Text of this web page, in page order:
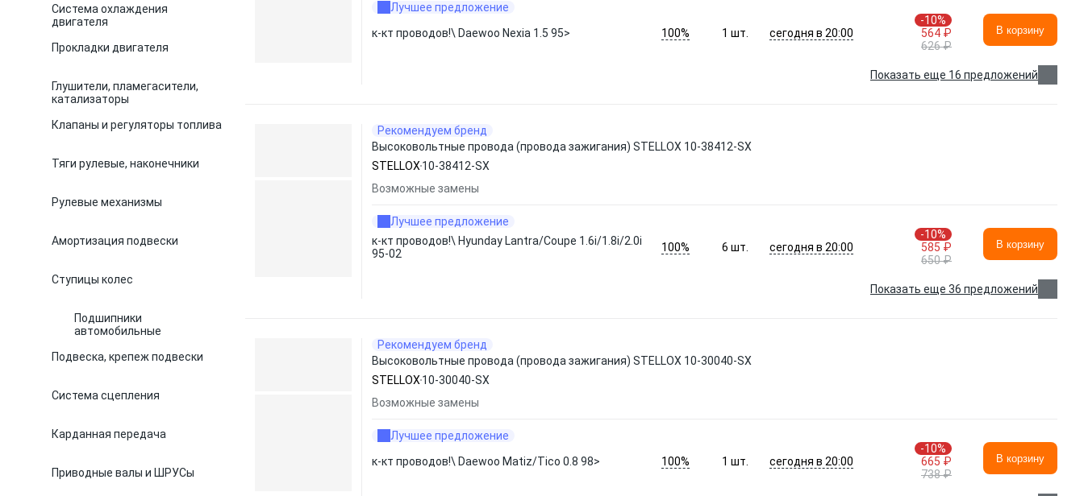
Система охлаждения
двигателя
Прокладки двигателя
Глушители, пламегасители,
катализаторы
Клапаны и регуляторы топлива
Тяги рулевые, наконечники
Рулевые механизмы
Амортизация подвески
Ступицы колес
Подшипники
автомобильные
Подвеска, крепеж подвески
Система сцепления
Карданная передача
Приводные валы и ШРУСы
Лучшее предложение
к-кт проводов!\ Daewoo Nexia 1.5 95>
100% 1 шт. сегодня в 20:00
-10%
564 ₽
626 ₽
В корзину
Показать еще 16 предложений
Рекомендуем бренд
Высоковольтные провода (провода зажигания) STELLOX 10-38412-SX
STELLOX 10-38412-SX
Возможные замены
Лучшее предложение
к-кт проводов!\ Hyunday Lantra/Coupe 1.6i/1.8i/2.0i
95-02
100% 6 шт. сегодня в 20:00
-10%
585 ₽
650 ₽
В корзину
Показать еще 36 предложений
Рекомендуем бренд
Высоковольтные провода (провода зажигания) STELLOX 10-30040-SX
STELLOX 10-30040-SX
Возможные замены
Лучшее предложение
к-кт проводов!\ Daewoo Matiz/Tico 0.8 98>
100% 1 шт. сегодня в 20:00
-10%
665 ₽
738 ₽
В корзину